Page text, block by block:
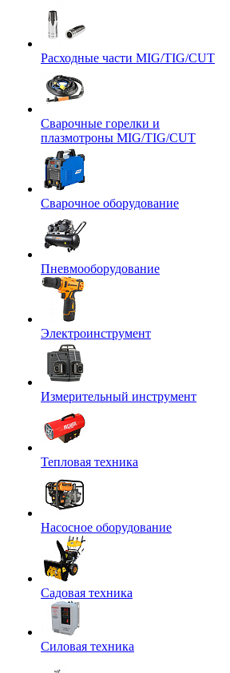
Расходные части MIG/TIG/CUT
Сварочные горелки и
плазмотроны MIG/TIG/CUT
Сварочное оборудование
Пневмооборудование
Электроинструмент
Измерительный инструмент
Тепловая техника
Насосное оборудование
Садовая техника
Силовая техника